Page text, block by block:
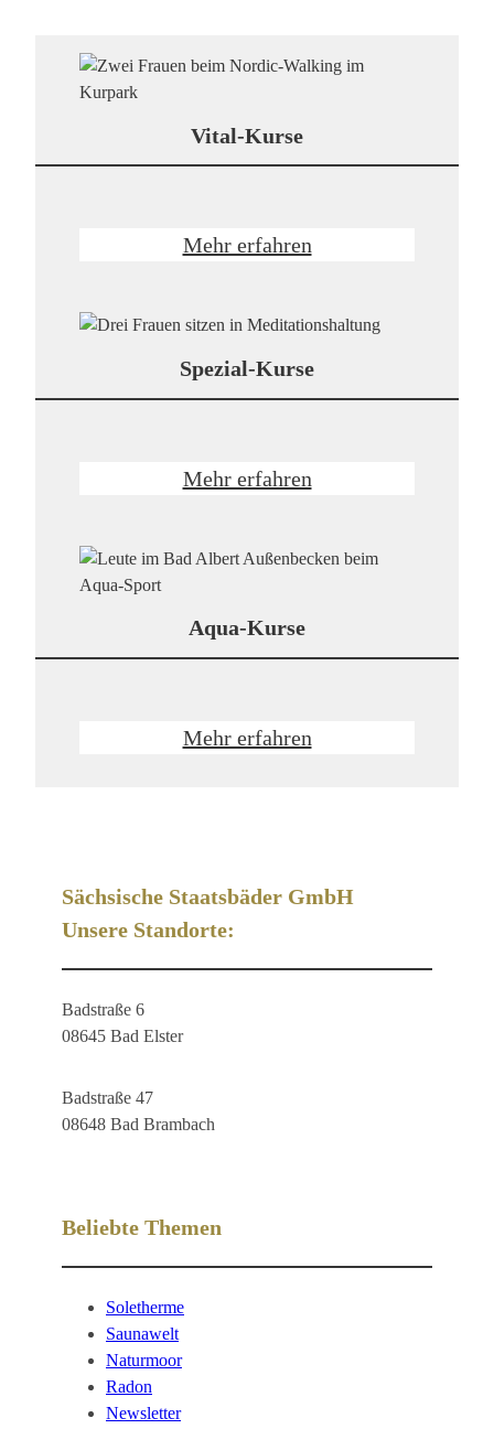
Vital-Kurse
Mehr erfahren
Spezial-Kurse
Mehr erfahren
Aqua-Kurse
Mehr erfahren
Sächsische Staatsbäder GmbH
Unsere Standorte:
Badstraße 6
08645 Bad Elster
Badstraße 47
08648 Bad Brambach
Beliebte Themen
Soletherme
Saunawelt
Naturmoor
Radon
Newsletter